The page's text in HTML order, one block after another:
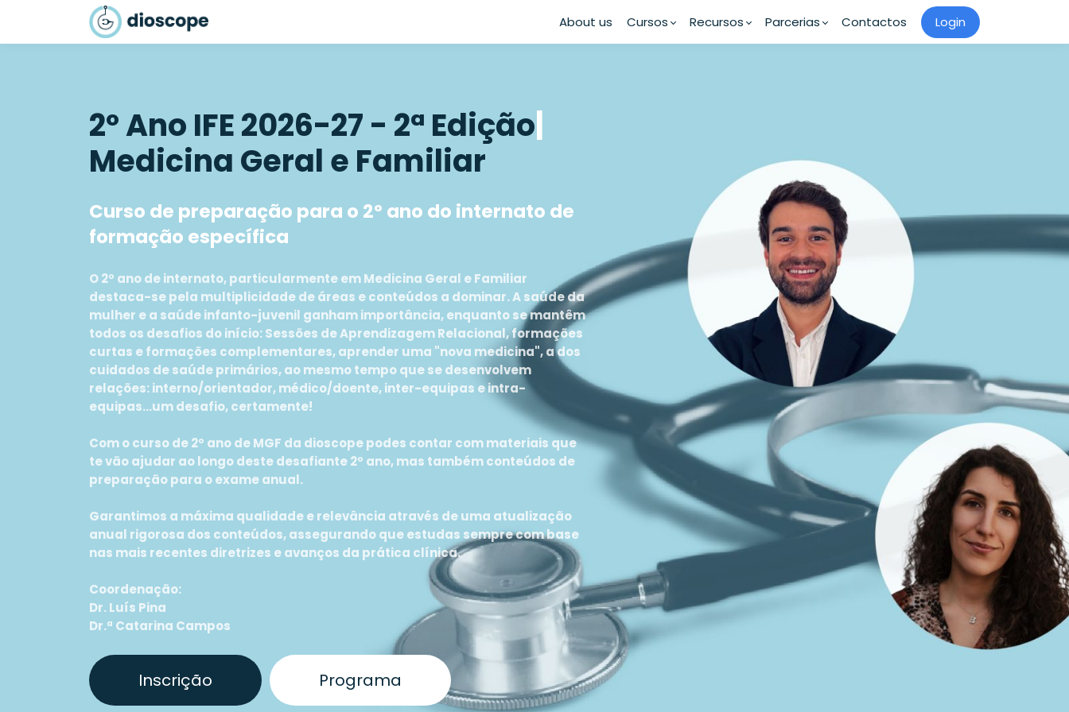
About us Cursos Recursos Parcerias Contactos Login
2º Ano IFE 2026-27 - 2ª Edição|
Medicina Geral e Familiar
Curso de preparação para o 2º ano do internato de
formação específica
O 2º ano de internato, particularmente em Medicina Geral e Familiar
destaca-se pela multiplicidade de áreas e conteúdos a dominar. A saúde da
mulher e a saúde infanto-juvenil ganham importância, enquanto se mantêm
todos os desafios do início: Sessões de Aprendizagem Relacional, formações
curtas e formações complementares, aprender uma "nova medicina", a dos
cuidados de saúde primários, ao mesmo tempo que se desenvolvem
relações: interno/orientador, médico/doente, inter-equipas e intra-
equipas...um desafio, certamente!
Com o curso de 2º ano de MGF da dioscope podes contar com materiais que
te vão ajudar ao longo deste desafiante 2º ano, mas também conteúdos de
preparação para o exame anual.
Garantimos a máxima qualidade e relevância através de uma atualização
anual rigorosa dos conteúdos, assegurando que estudas sempre com base
nas mais recentes diretrizes e avanços da prática clínica.
Coordenação:
Dr. Luís Pina
Dr.ª Catarina Campos
Inscrição Programa